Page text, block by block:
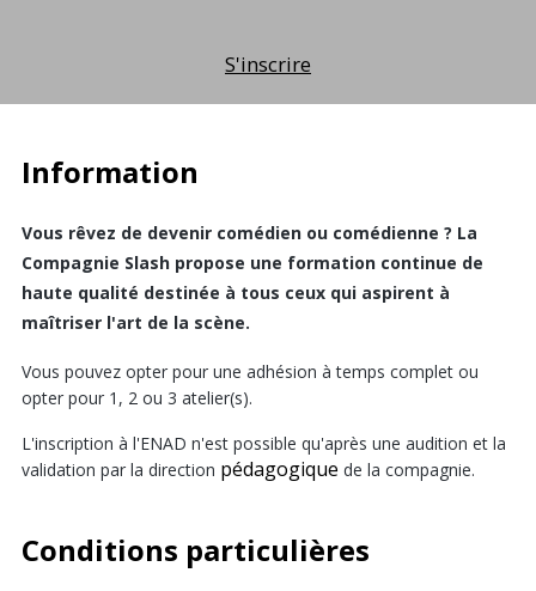
S'inscrire
Information
Vous rêvez de devenir comédien ou comédienne ? La
Compagnie Slash propose une formation continue de
haute qualité destinée à tous ceux qui aspirent à
maîtriser l'art de la scène.
Vous pouvez opter pour une adhésion à temps complet ou
opter pour 1, 2 ou 3 atelier(s).
L'inscription à l'ENAD n'est possible qu'après une audition et la
validation par la direction pédagogique de la compagnie.
Conditions particulières